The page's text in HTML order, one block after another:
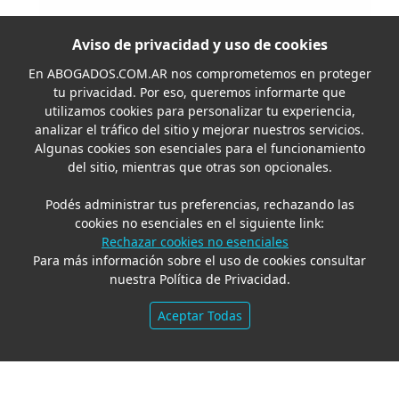
Aviso de privacidad y uso de cookies
En ABOGADOS.COM.ARnos comprometemos en proteger
tu privacidad. Por eso, queremos informarte que
utilizamos cookies para personalizar tu experiencia,
analizar el tráfico del sitio y mejorar nuestros servicios.
Algunas cookies son esenciales para el funcionamiento
del sitio, mientras que otras son opcionales.
Podés administrar tus preferencias, rechazando las
cookies no esenciales en el siguiente link:
Rechazar cookies no esenciales
Para más información sobre el uso de cookies consultar
nuestra Política de Privacidad.
Aceptar Todas